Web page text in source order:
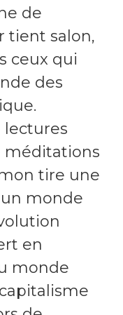
de
tient salon,
ceux qui
des
lectures
méditations
tire une
monde
en
monde